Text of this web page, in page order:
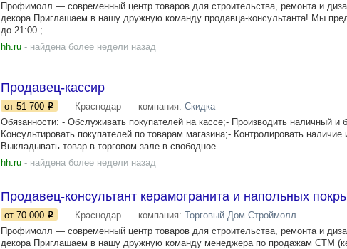
Профимолл — современный центр товаров для строительства, ремонта и
декора Приглашаем в нашу дружную команду продавца-консультанта! Мы
до 21:00 ; ...
hh.ru - найдена более недели назад
Продавец-кассир
от 51 700 Краснодар компания: Скидка
Обязанности: - Обслуживать покупателей на кассе;- Производить наличный и
Консультировать покупателей по товарам магазина;- Контролировать наличие
Выкладывать товар в торговом зале в свободное...
hh.ru - найдена более недели назад
Продавец-консультант керамогранита и напольных
от 70 000 Краснодар компания: Торговый Дом Строймолл
Профимолл — современный центр товаров для строительства, ремонта и
декора Приглашаем в нашу дружную команду менеджера по продажам СТМ